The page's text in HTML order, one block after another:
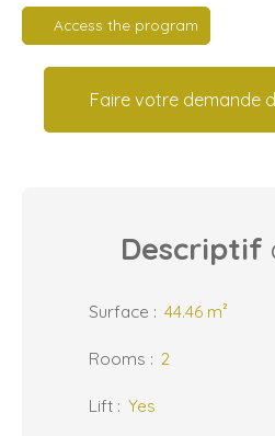
Access the program
Faire votre demande
Descriptif
Surface : 44.46 m²
Rooms : 2
Lift : Yes